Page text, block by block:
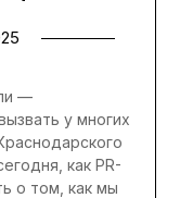
—
у многих
как PR-
о том, как мы